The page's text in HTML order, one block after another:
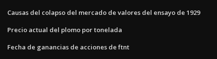
Causas del colapso del mercado de valores del ensayo de 1929
Precio actual del plomo por tonelada
Fecha de ganancias de acciones de ftnt